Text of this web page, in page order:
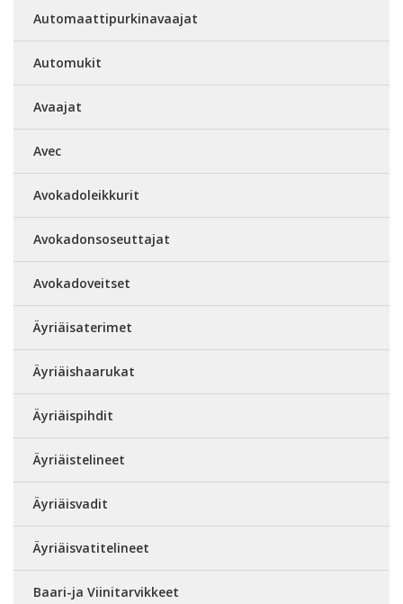
Automaattipurkinavaajat
Automukit
Avaajat
Avec
Avokadoleikkurit
Avokadonsoseuttajat
Avokadoveitset
Äyriäisaterimet
Äyriäishaarukat
Äyriäispihdit
Äyriäistelineet
Äyriäisvadit
Äyriäisvatitelineet
Baari-ja Viinitarvikkeet